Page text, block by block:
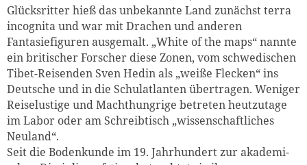
Glücksritter hieß das unbekannte Land zunächst terra
incognita und war mit Drachen und anderen
Fantasiefiguren ausgemalt. „White of the maps“ nannte
ein britischer Forscher diese Zonen, vom schwedischen
Tibet-Reisenden Sven Hedin als „weiße Fle­cken“ ins
Deutsche und in die Schulatlanten übertragen. Weniger
Reiselustige und Machthungrige betreten heut­zutage
im Labor oder am Schreibtisch „wissenschaftliches
Neuland“.
Seit die Bodenkunde im 19. Jahrhundert zur akademi­